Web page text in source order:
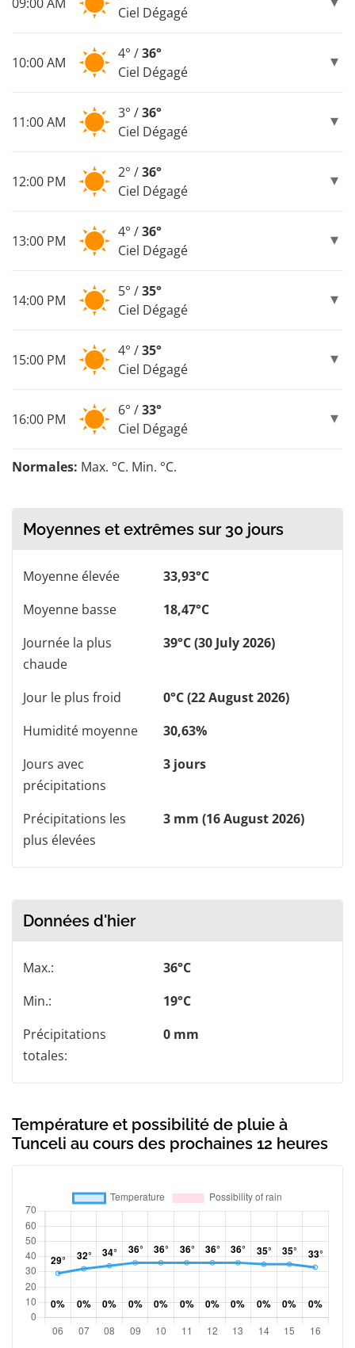
Ciel Dégagé
10:00 AM
4° /36°
Ciel Dégagé
11:00 AM
3° /36°
Ciel Dégagé
12:00 PM
2° /36°
Ciel Dégagé
13:00 PM
4° /36°
Ciel Dégagé
14:00 PM
5° /35°
Ciel Dégagé
15:00 PM
4° /35°
Ciel Dégagé
16:00 PM
6° /33°
Ciel Dégagé
Normales: Max. °C. Min. °C.
Moyennes et extrêmes sur 30 jours
Moyenne élevée
33,93°C
Moyenne basse
18,47°C
Journée la plus
chaude
39°C (30 July 2026)
Jour le plus froid
0°C (22 August 2026)
Humidité moyenne
30,63%
Jours avec
précipitations
3 jours
Précipitations les
plus élevées
3 mm (16 August 2026)
Données d'hier
Max.:
36°C
Min.:
19°C
Précipitations
totales:
0 mm
Température et possibilité de pluie à
Tunceli au cours des prochaines 12 heures